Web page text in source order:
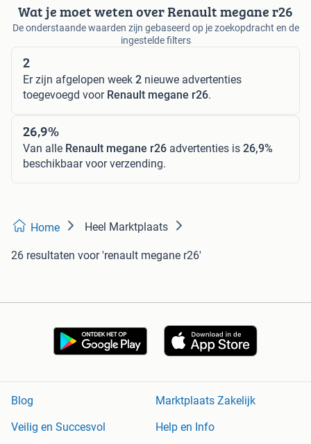
Wat je moet weten over Renault megane r26
De onderstaande waarden zijn gebaseerd op je zoekopdracht en de
ingestelde filters
2
Er zijn afgelopen week 2 nieuwe advertenties
toegevoegd voor Renault megane r26.
26,9%
Van alle Renault megane r26 advertenties is 26,9%
beschikbaar voor verzending.
Home Heel Marktplaats
26 resultaten voor 'renault megane r26'
Blog
Marktplaats Zakelijk
Veilig en Succesvol
Help en Info